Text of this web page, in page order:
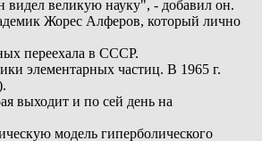
великую науку", - добавил он.
Жорес Алферов, который лично
переехала в СССР.
элементарных частиц. В 1965 г.
выходит и по сей день на
модель гиперболического